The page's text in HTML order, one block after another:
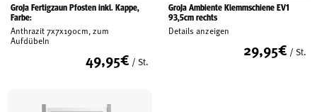
GroJa Fertigzaun Pfosten inkl. Kappe,
Farbe:
Anthrazit 7x7x190cm, zum
Aufdübeln
49,95€ / St.
GroJa Ambiente Klemmschiene EV1
93,5cm rechts
Details anzeigen
29,95€ / St.